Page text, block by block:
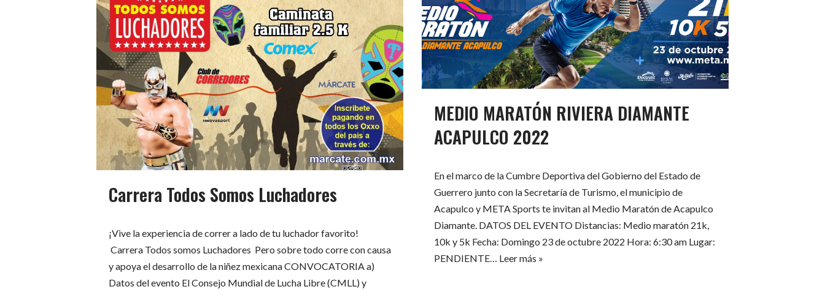
Carrera Todos Somos Luchadores
¡Vive la experiencia de correr a lado de tu luchador favorito!
Carrera Todos somos Luchadores Pero sobre todo corre con causa
y apoya el desarrollo de la niñez mexicana CONVOCATORIA a)
Datos del evento El Consejo Mundial de Lucha Libre (CMLL) y
MEDIO MARATÓN RIVIERA DIAMANTE
ACAPULCO 2022
En el marco de la Cumbre Deportiva del Gobierno del Estado de
Guerrero junto con la Secretaría de Turismo, el municipio de
Acapulco y META Sports te invitan al Medio Maratón de Acapulco
Diamante. DATOS DEL EVENTO Distancias: Medio maratón 21k,
10k y 5k Fecha: Domingo 23 de octubre 2022 Hora: 6:30 am Lugar:
PENDIENTE… Leer más »